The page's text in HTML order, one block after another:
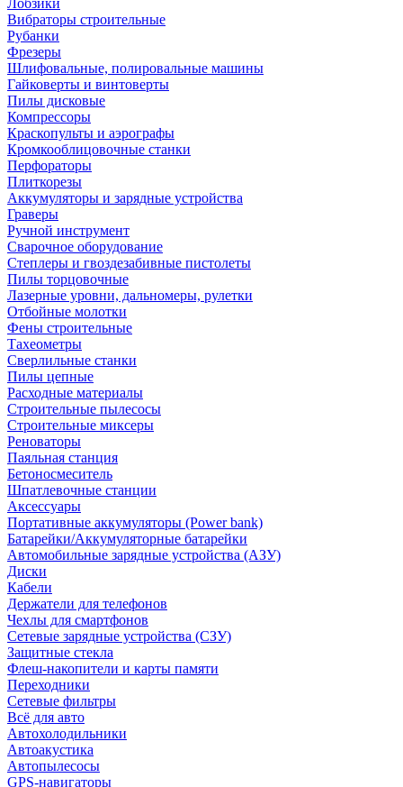
Лобзики
Вибраторы строительные
Рубанки
Фрезеры
Шлифовальные, полировальные машины
Гайковерты и винтоверты
Пилы дисковые
Компрессоры
Краскопульты и аэрографы
Кромкооблицовочные станки
Перфораторы
Плиткорезы
Аккумуляторы и зарядные устройства
Граверы
Ручной инструмент
Сварочное оборудование
Степлеры и гвоздезабивные пистолеты
Пилы торцовочные
Лазерные уровни, дальномеры, рулетки
Отбойные молотки
Фены строительные
Тахеометры
Сверлильные станки
Пилы цепные
Расходные материалы
Строительные пылесосы
Строительные миксеры
Реноваторы
Паяльная станция
Бетоносмеситель
Шпатлевочные станции
Аксессуары
Портативные аккумуляторы (Power bank)
Батарейки/Аккумуляторные батарейки
Автомобильные зарядные устройства (АЗУ)
Диски
Кабели
Держатели для телефонов
Чехлы для смартфонов
Сетевые зарядные устройства (СЗУ)
Защитные стекла
Флеш-накопители и карты памяти
Переходники
Сетевые фильтры
Всё для авто
Автохолодильники
Автоакустика
Автопылесосы
GPS-навигаторы